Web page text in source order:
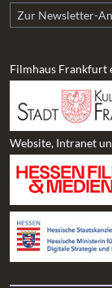
Zur Newsletter-
Filmhaus Frankfurt
Website, Intranet